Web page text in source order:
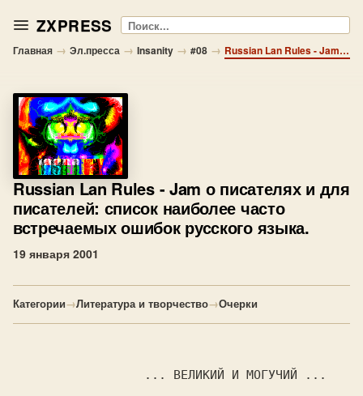
ZXPRESS Поиск
Главная → Эл.пресса → Insanity → #08 → Russian Lan Rules - Jam о писателях и для писателей: список наиболее часто встречаемых ошибок русского языка.
Russian Lan Rules- Jam о писателях и для
писателей: список наиболее часто
встречаемых ошибок русского языка.
19 января 2001
Категории→Литература и творчество→Очерки
       ...
ВЕЛИКИЙ И МОГУЧИЙ ...